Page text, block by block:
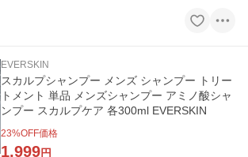
EVERSKIN
スカルプシャンプー メンズ シャンプー トリー
トメント 単品 メンズシャンプー アミノ酸シャ
ンプー スカルプケア 各300ml EVERSKIN
23%OFF価格
1,999円